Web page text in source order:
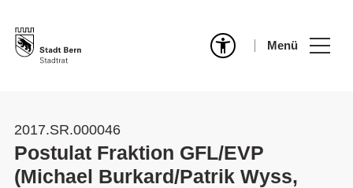
Menü
2017.SR.000046
Postulat Fraktion GFL/EVP
(Michael Burkard/Patrik Wyss,